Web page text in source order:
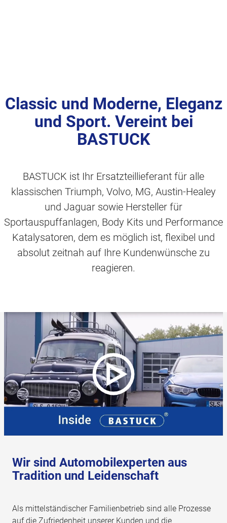
Classic und Moderne, Eleganz
und Sport. Vereint bei
BASTUCK
BASTUCK ist Ihr Ersatzteillieferant für alle
klassischen Triumph, Volvo, MG, Austin-Healey
und Jaguar sowie Hersteller für
Sportauspuffanlagen, Body Kits und Performance
Katalysatoren, dem es möglich ist, flexibel und
absolut zeitnah auf Ihre Kundenwünsche zu
reagieren.
Wir sind Automobilexperten aus
Tradition und Leidenschaft
Als mittelständischer Familienbetrieb sind alle Prozesse
auf die Zufriedenheit unserer Kunden und die